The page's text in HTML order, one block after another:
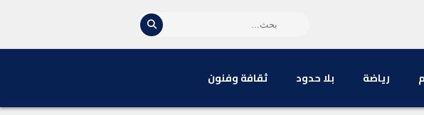
رياضة بلا حدود ثقافة وفنون